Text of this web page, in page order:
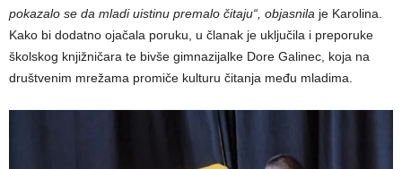
pokazalo se da mladi uistinu premalo čitaju“, objasnila je Karolina.
Kako bi dodatno ojačala poruku, u članak je uključila i preporuke
školskog knjižničara te bivše gimnazijalke Dore Galinec, koja na
društvenim mrežama promiče kulturu čitanja među mladima.